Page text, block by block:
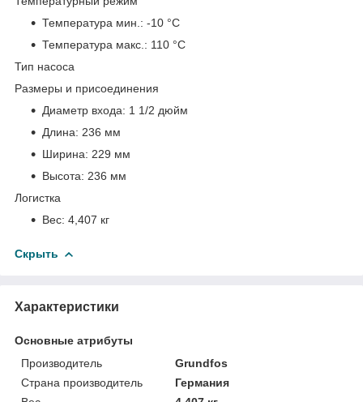
Температура мин.: -10 °С
Температура макс.: 110 °С
Тип насоса
Размеры и присоединения
Диаметр входа: 1 1/2 дюйм
Длина: 236 мм
Ширина: 229 мм
Высота: 236 мм
Логистка
Вес: 4,407 кг
Скрыть
Характеристики
Основные атрибуты
Производитель
Grundfos
Страна производитель
Германия